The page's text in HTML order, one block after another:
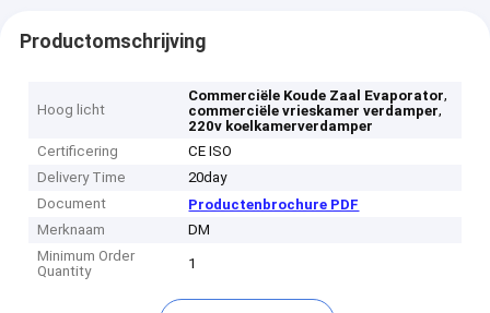
Productomschrijving
Hoog licht
Commerciële Koude Zaal Evaporator,
commerciële vrieskamer verdamper,
220v koelkamerverdamper
Certificering
CE ISO
Delivery Time
20day
Document
Productenbrochure PDF
Merknaam
DM
Minimum Order
Quantity
1